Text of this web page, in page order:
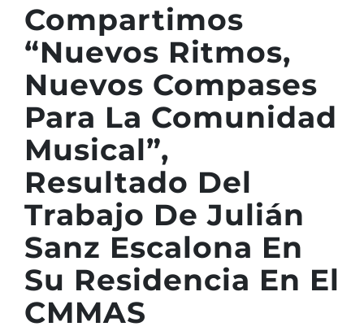
Compartimos
“Nuevos Ritmos,
Nuevos Compases
Para La Comunidad
Musical”,
Resultado Del
Trabajo De Julián
Sanz Escalona En
Su Residencia En El
CMMAS